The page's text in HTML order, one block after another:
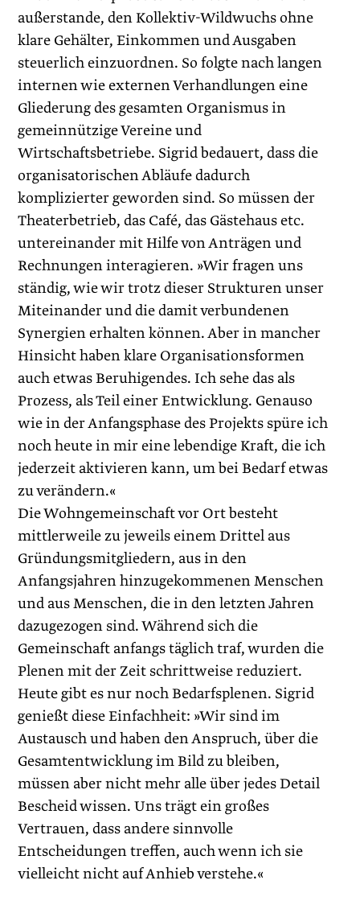
außerstande, den Kollektiv-Wildwuchs ohne
klare Gehälter, Einkommen und Ausgaben
steuerlich einzuordnen. So folgte nach langen
internen wie externen Verhandlungen eine
Gliederung des gesamten Organismus in
gemeinnützige Vereine und
Wirtschaftsbetriebe. Sigrid bedauert, dass die
organisatorischen Abläufe dadurch
komplizierter geworden sind. So müssen der
Theaterbetrieb, das Café, das Gästehaus etc.
untereinander mit Hilfe von Anträgen und
Rechnungen interagieren. »Wir fragen uns
ständig, wie wir trotz dieser Strukturen unser
Miteinander und die damit verbundenen
Synergien erhalten können. Aber in mancher
Hinsicht haben klare Organisa­tionsformen
auch etwas Beruhigendes. Ich sehe das als
Prozess, als Teil einer Entwicklung. Genauso
wie in der Anfangsphase des Projekts spüre ich
noch heute in mir eine lebendige Kraft, die ich
jederzeit aktivieren kann, um bei Bedarf etwas
zu verändern.«
Die Wohngemeinschaft vor Ort besteht
mittlerweile zu jeweils einem Drittel aus
Gründungsmitgliedern, aus in den
Anfangsjahren hinzugekommenen Menschen
und aus Menschen, die in den letzten Jahren
dazugezogen sind. Während sich die
Gemeinschaft anfangs täglich traf, wurden die
Plenen mit der Zeit schrittweise reduziert.
Heute gibt es nur noch Bedarfsplenen. ­Sigrid
genießt diese Einfachheit: »Wir sind im
Austausch und haben den Anspruch, über die
Gesamtentwicklung im Bild zu bleiben,
müssen aber nicht mehr alle über jedes Detail
Bescheid wissen. Uns trägt ein großes
Vertrauen, dass andere sinnvolle
Entscheidungen treffen, auch wenn ich sie
vielleicht nicht auf Anhieb verstehe.«